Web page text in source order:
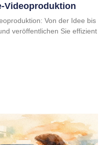
Videoproduktion
Von der Idee bis
veröffentlichen Sie effizient